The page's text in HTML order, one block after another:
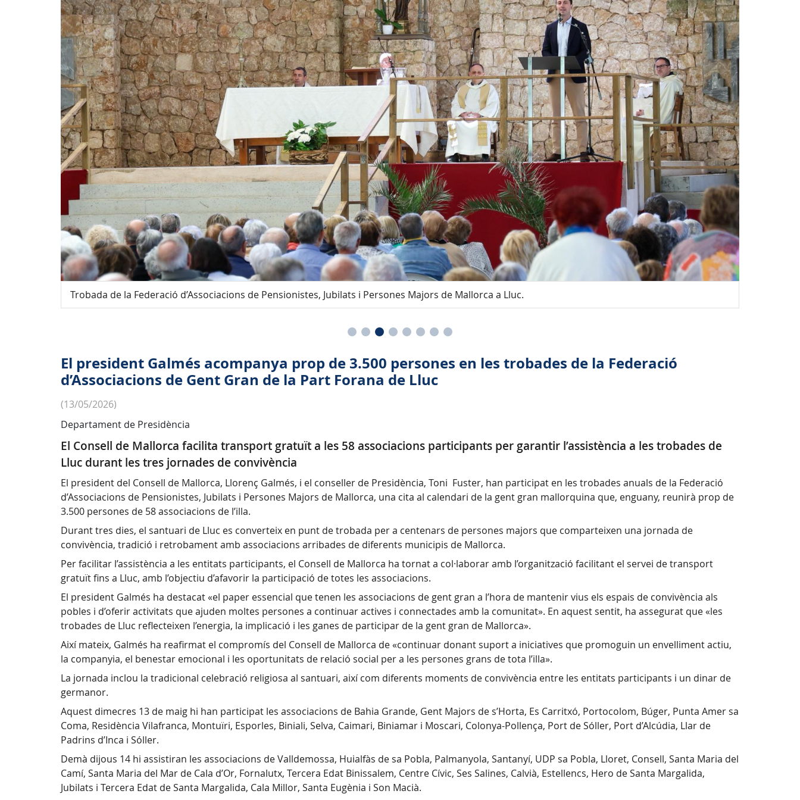
Trobada de la Federació d’Associacions de Pensionistes, Jubilats i Persones Majors de Mallorca a Lluc.
El president Galmés acompanya prop de 3.500 persones en les trobades de la Federació
d’Associacions de Gent Gran de la Part Forana de Lluc
(13/05/2026)
Departament de Presidència
El Consell de Mallorca facilita transport gratuït a les 58 associacions participants per garantir l’assistència a les trobades de
Lluc durant les tres jornades de convivència
El president del Consell de Mallorca, Llorenç Galmés, i el conseller de Presidència, Toni Fuster, han participat en les trobades anuals de la Federació
d’Associacions de Pensionistes, Jubilats i Persones Majors de Mallorca, una cita al calendari de la gent gran mallorquina que, enguany, reunirà prop de
3.500 persones de 58 associacions de l’illa.
Durant tres dies, el santuari de Lluc es converteix en punt de trobada per a centenars de persones majors que comparteixen una jornada de
convivència, tradició i retrobament amb associacions arribades de diferents municipis de Mallorca.
Per facilitar l’assistència a les entitats participants, el Consell de Mallorca ha tornat a col·laborar amb l’organització facilitant el servei de transport
gratuït fins a Lluc, amb l’objectiu d’afavorir la participació de totes les associacions.
El president Galmés ha destacat «el paper essencial que tenen les associacions de gent gran a l’hora de mantenir vius els espais de convivència als
pobles i d’oferir activitats que ajuden moltes persones a continuar actives i connectades amb la comunitat». En aquest sentit, ha assegurat que «les
trobades de Lluc reflecteixen l’energia, la implicació i les ganes de participar de la gent gran de Mallorca».
Així mateix, Galmés ha reafirmat el compromís del Consell de Mallorca de «continuar donant suport a iniciatives que promoguin un envelliment actiu,
la companyia, el benestar emocional i les oportunitats de relació social per a les persones grans de tota l’illa».
La jornada inclou la tradicional celebració religiosa al santuari, així com diferents moments de convivència entre les entitats participants i un dinar de
germanor.
Aquest dimecres 13 de maig hi han participat les associacions de Bahia Grande, Gent Majors de s’Horta, Es Carritxó, Portocolom, Búger, Punta Amer sa
Coma, Residència Vilafranca, Montuïri, Esporles, Biniali, Selva, Caimari, Biniamar i Moscari, Colonya-Pollença, Port de Sóller, Port d’Alcúdia, Llar de
Padrins d’Inca i Sóller.
Demà dijous 14 hi assistiran les associacions de Valldemossa, Huialfàs de sa Pobla, Palmanyola, Santanyí, UDP sa Pobla, Lloret, Consell, Santa Maria del
Camí, Santa Maria del Mar de Cala d’Or, Fornalutx, Tercera Edat Binissalem, Centre Cívic, Ses Salines, Calvià, Estellencs, Hero de Santa Margalida,
Jubilats i Tercera Edat de Santa Margalida, Cala Millor, Santa Eugènia i Son Macià.